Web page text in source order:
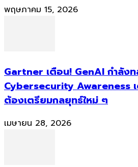
พฤษภาคม 15, 2026
Gartner เตือน! GenAI กำลังท
Cybersecurity Awareness
ต้องเตรียมกลยุทธ์ใหม่ ๆ
เมษายน 28, 2026